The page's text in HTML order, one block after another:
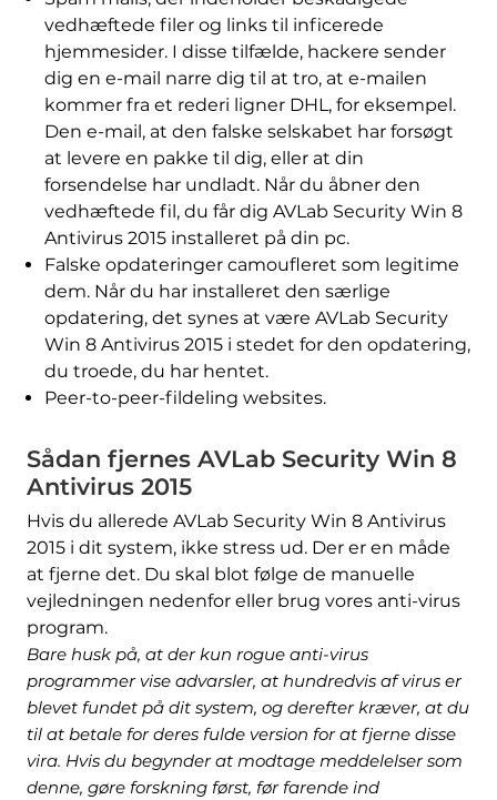
vedhæftede filer og links til inficerede
hjemmesider. I disse tilfælde, hackere sender
dig en e-mail narre dig til at tro, at e-mailen
kommer fra et rederi ligner DHL, for eksempel.
Den e-mail, at den falske selskabet har forsøgt
at levere en pakke til dig, eller at din
forsendelse har undladt. Når du åbner den
vedhæftede fil, du får dig AVLab Security Win 8
Antivirus 2015 installeret på din pc.
Falske opdateringer camoufleret som legitime
dem. Når du har installeret den særlige
opdatering, det synes at være AVLab Security
Win 8 Antivirus 2015 i stedet for den opdatering,
du troede, du har hentet.
Peer-to-peer-fildeling websites.
Sådan fjernes AVLab Security Win 8
Antivirus 2015
Hvis du allerede AVLab Security Win 8 Antivirus
2015 i dit system, ikke stress ud. Der er en måde
at fjerne det. Du skal blot følge de manuelle
vejledningen nedenfor eller brug vores anti-virus
program.
Bare husk på, at der kun rogue anti-virus
programmer vise advarsler, at hundredvis af virus er
blevet fundet på dit system, og derefter kræver, at du
til at betale for deres fulde version for at fjerne disse
vira. Hvis du begynder at modtage meddelelser som
denne, gøre forskning først, før farende ind